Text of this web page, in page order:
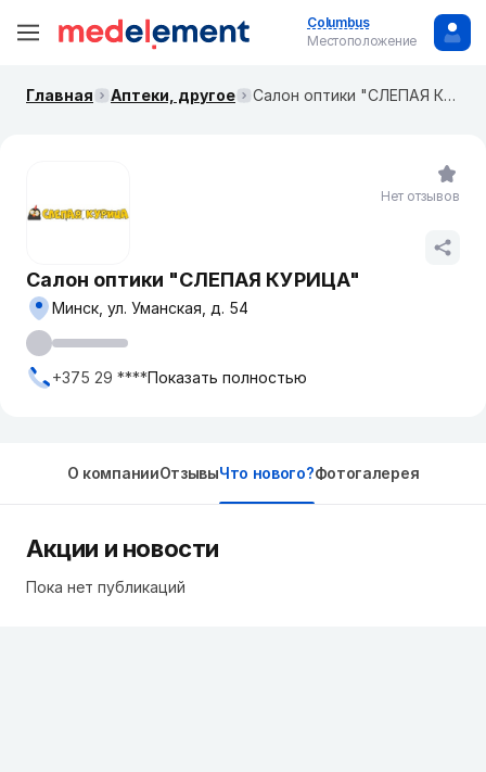
Columbus
Местоположение
Главная Аптеки, другое Салон оптики "СЛЕПАЯ КУРИЦА"
Салон оптики "СЛЕПАЯ КУРИЦА"
Минск, ул. Уманская, д. 54
+375 29 ****Показать полностью
Нет отзывов
О компанииОтзывыЧто нового?Фотогалерея
Акции и новости
Пока нет публикаций